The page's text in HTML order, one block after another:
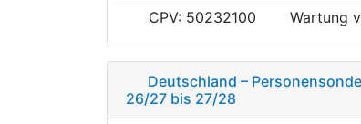
CPV: 50232100 Wartung
Deutschland –
26/27 bis 27/28